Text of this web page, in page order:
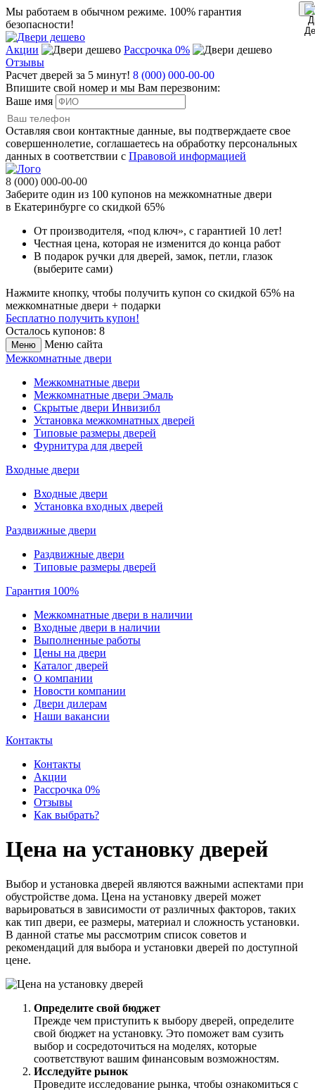
Мы работаем в обычном режиме. 100% гарантия
безопасности!
Акции
Рассрочка 0%
Отзывы
Расчет дверей за 5 минут! 8 (000) 000-00-00
Впишите свой номер и мы Вам перезвоним:
Ваше имя
Оставляя свои контактные данные, вы подтверждаете свое
совершеннолетие, соглашаетесь на обработку персональных
данных в соответствии с Правовой информацией
8 (000) 000-00-00
Заберите один из 100 купонов на межкомнатные двери
в Екатеринбурге со скидкой 65%
От производителя, «под ключ», с гарантией 10 лет!
Честная цена, которая не изменится до конца работ
В подарок ручки для дверей, замок, петли, глазок
(выберите сами)
Нажмите кнопку, чтобы получить купон со скидкой 65% на
межкомнатные двери + подарки
Бесплатно получить купон!
Осталось купонов: 8
Меню
Меню сайта
Межкомнатные двери
Межкомнатные двери
Межкомнатные двери Эмаль
Скрытые двери Инвизибл
Установка межкомнатных дверей
Типовые размеры дверей
Фурнитура для дверей
Входные двери
Входные двери
Установка входных дверей
Раздвижные двери
Раздвижные двери
Типовые размеры дверей
Гарантия 100%
Межкомнатные двери в наличии
Входные двери в наличии
Выполненные работы
Цены на двери
Каталог дверей
О компании
Новости компании
Двери дилерам
Наши вакансии
Контакты
Контакты
Акции
Рассрочка 0%
Отзывы
Как выбрать?
Цена на установку дверей
Выбор и установка дверей являются важными аспектами при
обустройстве дома. Цена на установку дверей может
варьироваться в зависимости от различных факторов, таких
как тип двери, ее размеры, материал и сложность установки.
В данной статье мы рассмотрим список советов и
рекомендаций для выбора и установки дверей по доступной
цене.
Определите свой бюджет
Прежде чем приступить к выбору дверей, определите
свой бюджет на установку. Это поможет вам сузить
выбор и сосредоточиться на моделях, которые
соответствуют вашим финансовым возможностям.
Исследуйте рынок
Проведите исследование рынка, чтобы ознакомиться с